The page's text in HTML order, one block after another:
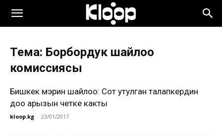
Тема: Борбордук шайлоо
комиссиясы
Бишкек мэрин шайлоо: Сот утулган талапкердин
доо арызын четке какты
kloop.kg - 23/01/2017